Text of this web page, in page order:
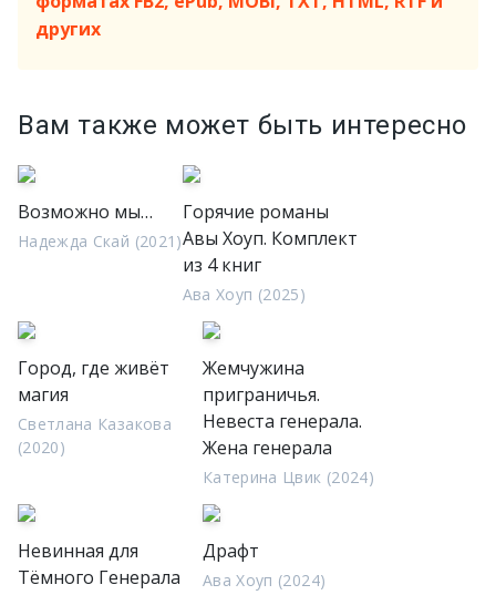
других
Вам также может быть интересно
Возможно мы…
Надежда Скай (2021)
Горячие романы
Авы Хоуп. Комплект
из 4 книг
Ава Хоуп (2025)
Город, где живёт
магия
Светлана Казакова
(2020)
Жемчужина
приграничья.
Невеста генерала.
Жена генерала
Катерина Цвик (2024)
Невинная для
Тёмного Генерала
Драфт
Ава Хоуп (2024)